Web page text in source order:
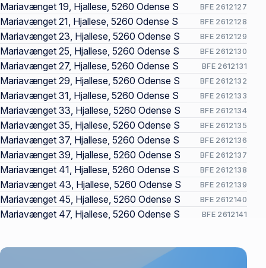
Mariavænget 19, Hjallese, 5260 Odense S BFE 2612127
Mariavænget 21, Hjallese, 5260 Odense S BFE 2612128
Mariavænget 23, Hjallese, 5260 Odense S BFE 2612129
Mariavænget 25, Hjallese, 5260 Odense S BFE 2612130
Mariavænget 27, Hjallese, 5260 Odense S BFE 2612131
Mariavænget 29, Hjallese, 5260 Odense S BFE 2612132
Mariavænget 31, Hjallese, 5260 Odense S BFE 2612133
Mariavænget 33, Hjallese, 5260 Odense S BFE 2612134
Mariavænget 35, Hjallese, 5260 Odense S BFE 2612135
Mariavænget 37, Hjallese, 5260 Odense S BFE 2612136
Mariavænget 39, Hjallese, 5260 Odense S BFE 2612137
Mariavænget 41, Hjallese, 5260 Odense S BFE 2612138
Mariavænget 43, Hjallese, 5260 Odense S BFE 2612139
Mariavænget 45, Hjallese, 5260 Odense S BFE 2612140
Mariavænget 47, Hjallese, 5260 Odense S BFE 2612141